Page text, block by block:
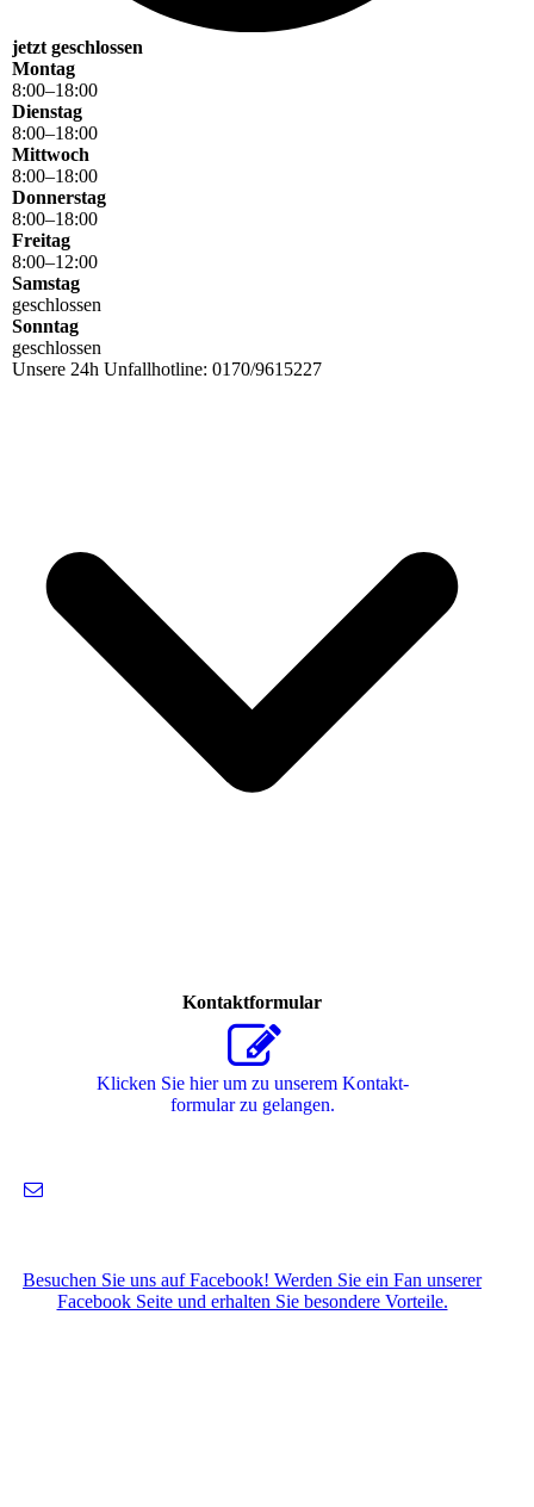
jetzt geschlossen
Montag
8:00–18:00
Dienstag
8:00–18:00
Mittwoch
8:00–18:00
Donnerstag
8:00–18:00
Freitag
8:00–12:00
Samstag
geschlossen
Sonntag
geschlossen
Unsere 24h Unfallhotline: 0170/9615227
Kontaktformular
Klicken Sie hier um zu unserem Kon­takt­
for­mu­lar zu gelangen.
Besuchen Sie uns auf Facebook! Werden Sie ein Fan unserer
Facebook Seite und erhalten Sie besondere Vorteile.